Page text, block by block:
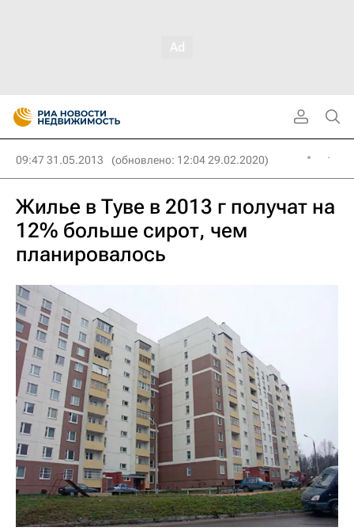
09:47 31.05.2013 (обновлено: 12:04 29.02.2020)
Жилье в Туве в 2013 г получат на
12% больше сирот, чем
планировалось